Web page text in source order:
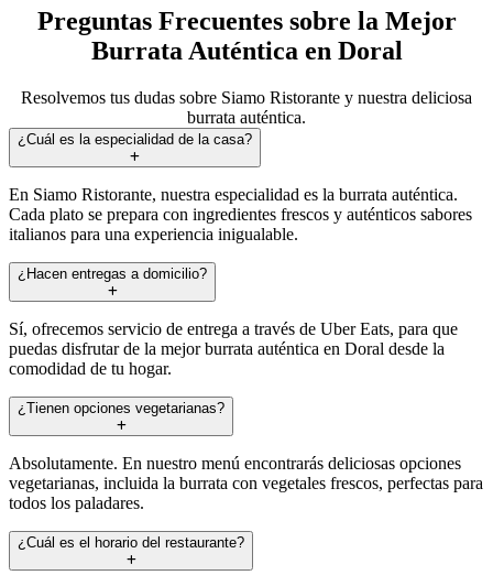
Preguntas Frecuentes sobre la Mejor
Burrata Auténtica en Doral
Resolvemos tus dudas sobre Siamo Ristorante y nuestra deliciosa
burrata auténtica.
¿Cuál es la especialidad de la casa?
En Siamo Ristorante, nuestra especialidad es la burrata auténtica.
Cada plato se prepara con ingredientes frescos y auténticos sabores
italianos para una experiencia inigualable.
¿Hacen entregas a domicilio?
Sí, ofrecemos servicio de entrega a través de Uber Eats, para que
puedas disfrutar de la mejor burrata auténtica en Doral desde la
comodidad de tu hogar.
¿Tienen opciones vegetarianas?
Absolutamente. En nuestro menú encontrarás deliciosas opciones
vegetarianas, incluida la burrata con vegetales frescos, perfectas para
todos los paladares.
¿Cuál es el horario del restaurante?